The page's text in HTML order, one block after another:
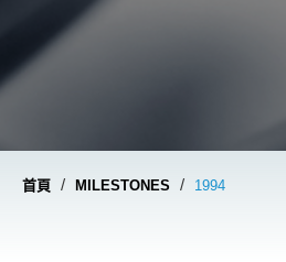
首頁 / MILESTONES / 1994